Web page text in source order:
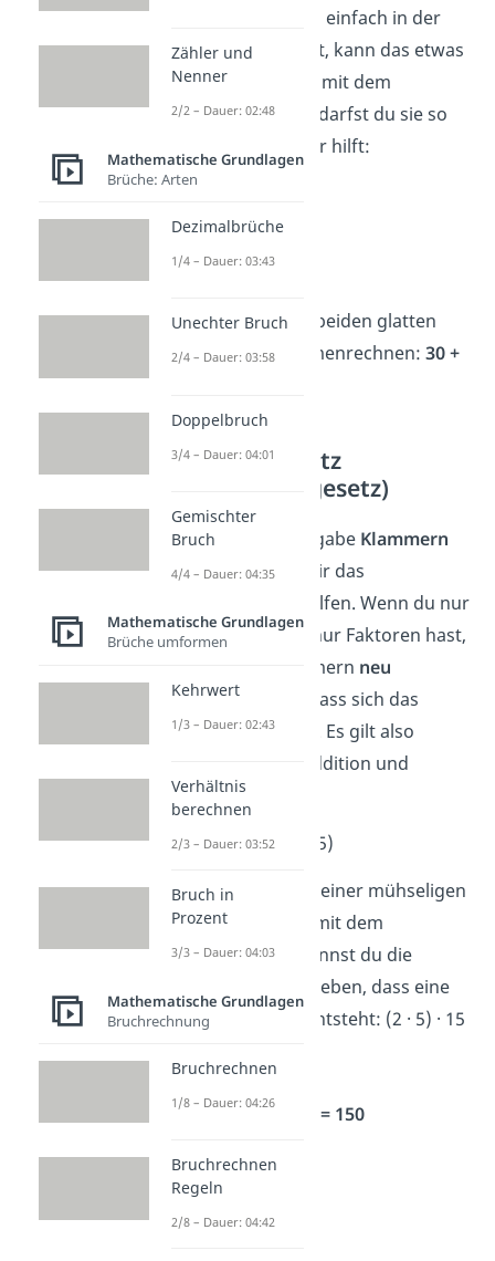
Wenn du die Zahlen einfach in der
Reihenfolge nimmst, kann das etwas
mühsam sein. Aber mit dem
Kommutativgesetz darfst du sie so
anordnen, wie es dir hilft:
→18 + 2 ergibt 20
Jetzt kannst du die beiden glatten
Ergebnisse zusammenrechnen: 30 +
Assoziativgesetz
(Verbindungsgesetz)
Sobald in einer Aufgabe Klammern
auftauchen, kann dir das
Assoziativgesetz helfen. Wenn du nur
Summanden oder nur Faktoren hast,
darfst du die Klammern neu
gruppieren
, ohne dass sich das
Ergebnis verändert. Es gilt also
ebenfalls nur für Addition und
Multiplikation.
➡️Beispiel:2 · (5 · 15)
15 mal 5 sieht nach einer mühseligen
Aufgabe aus. Aber mit dem
Assoziativgesetz kannst du die
Klammer so verschieben, dass eine
leichte Rechnung entsteht: (2 · 5) · 15
→(2 · 5) ergibt 10
Dann bleibt:10 · 15 = 150
Zähler und
Nenner
2/2 – Dauer: 02:48
Mathematische Grundlagen
Brüche: Arten
Dezimalbrüche
1/4 – Dauer: 03:43
Unechter Bruch
2/4 – Dauer: 03:58
Doppelbruch
3/4 – Dauer: 04:01
Gemischter
Bruch
4/4 – Dauer: 04:35
Mathematische Grundlagen
Brüche umformen
Kehrwert
1/3 – Dauer: 02:43
Verhältnis
berechnen
2/3 – Dauer: 03:52
Bruch in
Prozent
3/3 – Dauer: 04:03
Mathematische Grundlagen
Bruchrechnung
Bruchrechnen
1/8 – Dauer: 04:26
Bruchrechnen
Regeln
2/8 – Dauer: 04:42